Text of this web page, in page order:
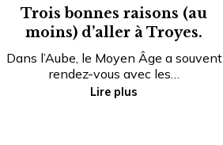
Trois bonnes raisons (au
moins) d’aller à Troyes.
Dans l’Aube, le Moyen Âge a souvent
rendez-vous avec les…
Lire plus